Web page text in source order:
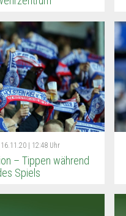
16.11.20 | 12:48 Uhr
– Tippen während
Spiels